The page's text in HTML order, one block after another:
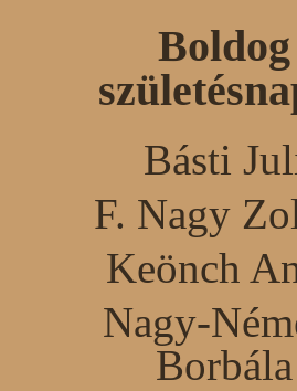
Boldog
Básti
F. Nagy
Keönch
Nagy-
Borbála